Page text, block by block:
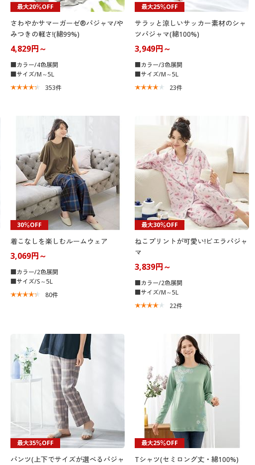
最大20％OFF
さわやかサマーガーゼ®パジャマ/や
みつきの軽さ!(綿99%)
4,829円～
■カラー/4色展開
■サイズ/M～5L
353件
最大25％OFF
サラッと涼しいサッカー素材のシャ
ツパジャマ(綿100%)
3,949円～
■カラー/3色展開
■サイズ/M～5L
23件
30％OFF
着こなしを楽しむルームウェア
3,069円～
■カラー/2色展開
■サイズ/S～5L
80件
最大30％OFF
ねこプリントが可愛い!ビエラパジャ
マ
3,839円～
■カラー/2色展開
■サイズ/M～5L
22件
最大35％OFF
パンツ(上下でサイズが選べるパジャ
最大25％OFF
Tシャツ(セミロング丈・綿100%)